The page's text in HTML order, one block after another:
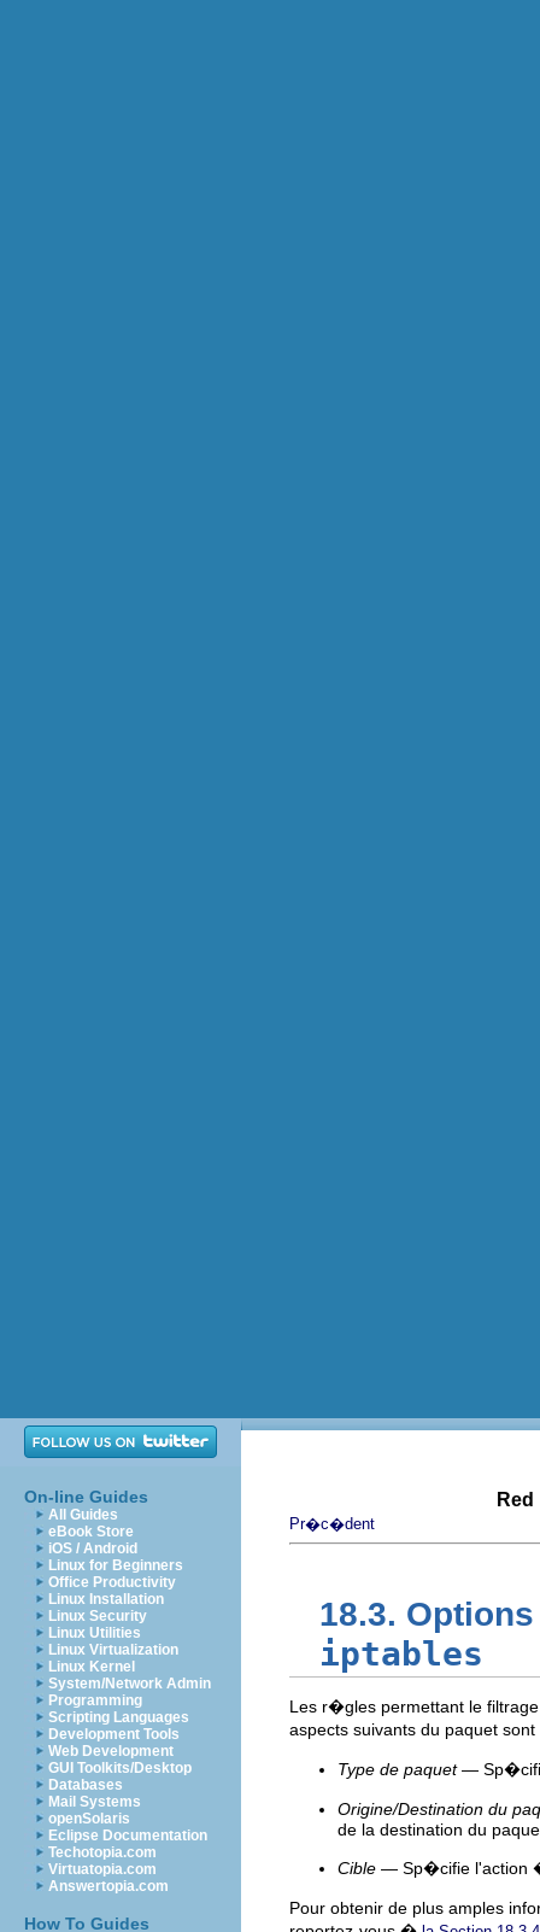
On-line Guides
All Guides
eBook Store
iOS / Android
Linux for Beginners
Office Productivity
Linux Installation
Linux Security
Linux Utilities
Linux Virtualization
Linux Kernel
System/Network Admin
Programming
Scripting Languages
Development Tools
Web Development
GUI Toolkits/Desktop
Databases
Mail Systems
openSolaris
Eclipse Documentation
Techotopia.com
Virtuatopia.com
Answertopia.com
How To Guides
Pr�c�dent
18.3.
iptables
Les r�gles permettant le
aspects suivants du paquet
Type de paquet—
Origine/Destination du
de la destination du
Cible — Sp�cifie l'action
Pour obtenir de plus amples